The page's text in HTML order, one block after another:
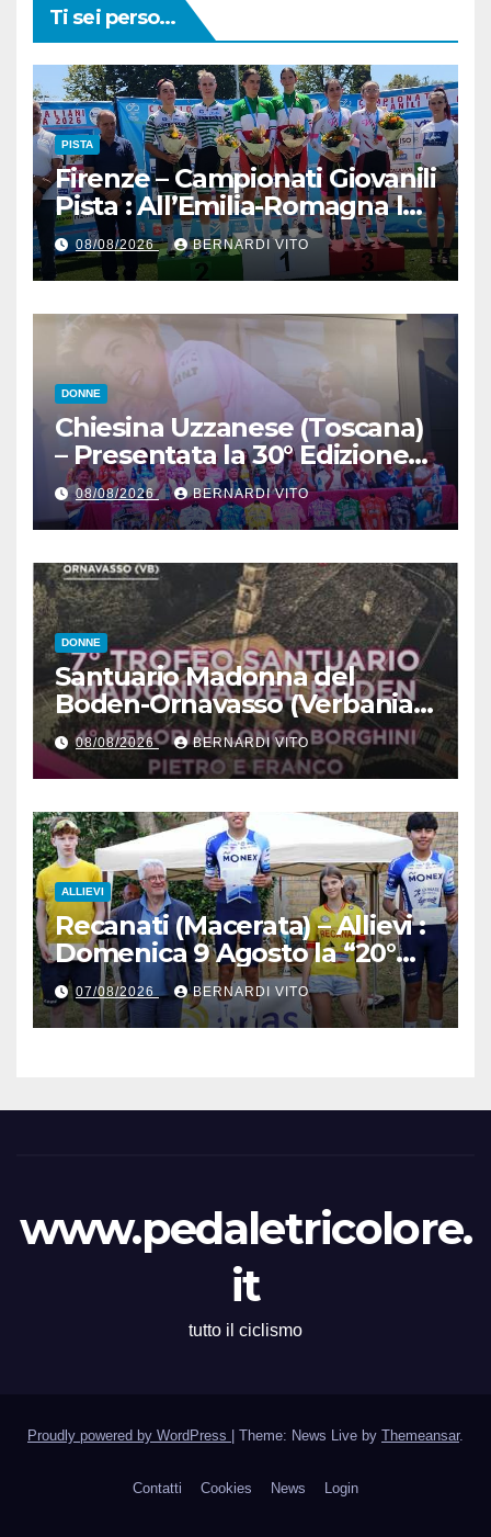
Ti sei perso...
PISTA
Firenze – Campionati Giovanili
Pista : All’Emilia-Romagna la
Maglia Tricolore Madison
“Donne Allieve”
08/08/2026 BERNARDI VITO
DONNE
Chiesina Uzzanese (Toscana)
– Presentata la 30° Edizione
del Giro della Toscana
Femminile : Si disputerà dal
27 al 30 Agosto 2026
08/08/2026 BERNARDI VITO
DONNE
Santuario Madonna del
Boden-Ornavasso (Verbania)
– Ciclismo Femminile : Sabato
8 Agosto il 7° Trofeo
Santuario Madonna del
Boden per le Esordienti,
Allieve e Juniors
08/08/2026 BERNARDI VITO
ALLIEVI
Recanati (Macerata) – Allievi :
Domenica 9 Agosto la “20°
Mare e Monti” nelle terre del
grande Poeta Italiano
Giacomo Leopardi
07/08/2026 BERNARDI VITO
www.pedaletricolore.
it
tutto il ciclismo
Proudly powered by WordPress | Theme: News Live by Themeansar.
Contatti Cookies News Login